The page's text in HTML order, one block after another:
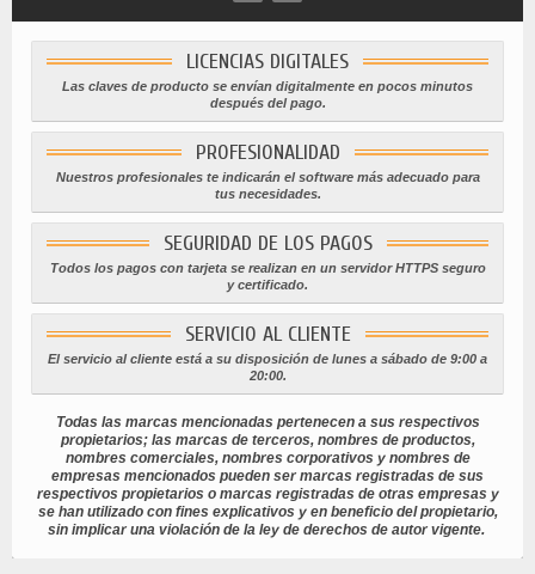
LICENCIAS DIGITALES
Las claves de producto se envían digitalmente en pocos minutos
después del pago.
PROFESIONALIDAD
Nuestros profesionales te indicarán el software más adecuado para
tus necesidades.
SEGURIDAD DE LOS PAGOS
Todos los pagos con tarjeta se realizan en un servidor HTTPS seguro
y certificado.
SERVICIO AL CLIENTE
El servicio al cliente está a su disposición de lunes a sábado de 9:00 a
20:00.
Todas las marcas mencionadas pertenecen a sus respectivos
propietarios; las marcas de terceros, nombres de productos,
nombres comerciales, nombres corporativos y nombres de
empresas mencionados pueden ser marcas registradas de sus
respectivos propietarios o marcas registradas de otras empresas y
se han utilizado con fines explicativos y en beneficio del propietario,
sin implicar una violación de la ley de derechos de autor vigente.